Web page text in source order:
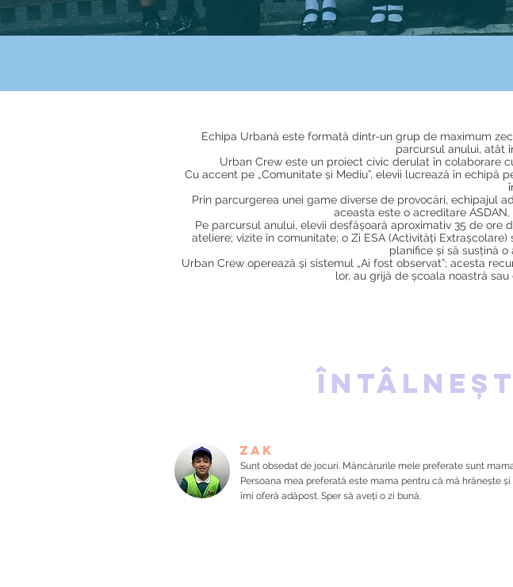
Echipa Urbană este formată dintr-un grup de maximum
parcursul anului, atât
Urban Crew este un proiect civic derulat în colaborare
Cu accent pe „Comunitate și Mediu”, elevii lucrează în
Prin parcurgerea unei game diverse de provocări, echipajul
aceasta este o acreditare
Pe parcursul anului, elevii desfășoară aproximativ 35 de
ateliere; vizite în comunitate; o Zi ESA (Activități
planifice și să susțină
Urban Crew operează și sistemul „Ai fost observat”; acesta
lor, au grijă de școala noastră
Zak
Sunt obsedat de jocuri. Mâncărurile mele preferate sunt
Persoana mea preferată este mama pentru că mă hrănește și
îmi oferă adăpost. Sper să aveți o zi bună.